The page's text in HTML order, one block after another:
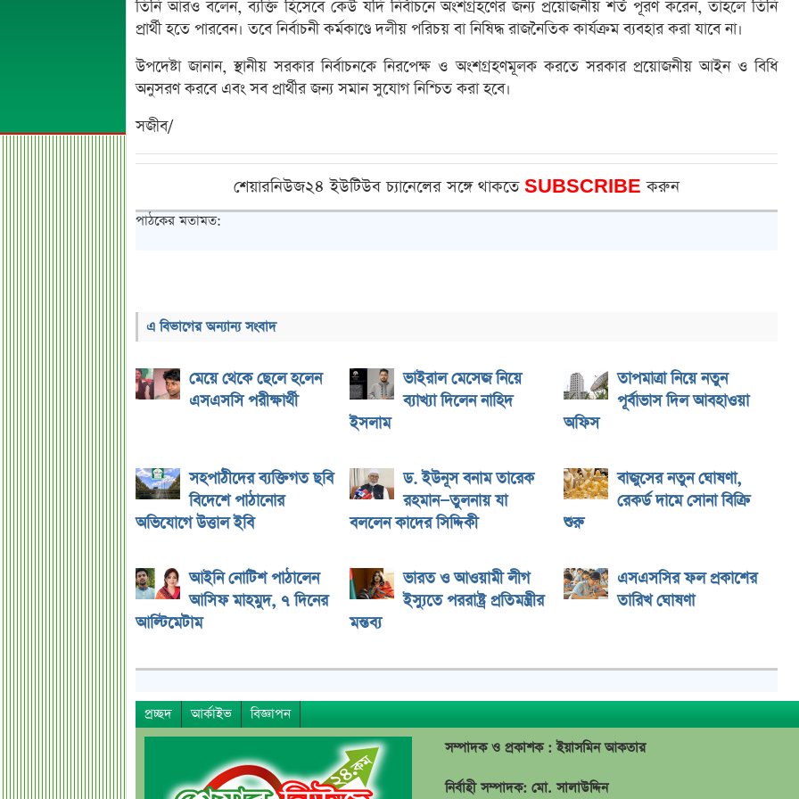
তিনি আরও বলেন, ব্যক্তি হিসেবে কেউ যদি নির্বাচনে অংশগ্রহণের জন্য প্রয়োজনীয় শর্ত পূরণ করেন, তাহলে তিনি
প্রার্থী হতে পারবেন। তবে নির্বাচনী কর্মকাণ্ডে দলীয় পরিচয় বা নিষিদ্ধ রাজনৈতিক কার্যক্রম ব্যবহার করা যাবে না।
উপদেষ্টা জানান, স্থানীয় সরকার নির্বাচনকে নিরপেক্ষ ও অংশগ্রহণমূলক করতে সরকার প্রয়োজনীয় আইন ও বিধি
অনুসরণ করবে এবং সব প্রার্থীর জন্য সমান সুযোগ নিশ্চিত করা হবে।
সজীব/
শেয়ারনিউজ২৪ ইউটিউব চ্যানেলের সঙ্গে থাকতে SUBSCRIBEকরুন
পাঠকের মতামত:
এ বিভাগের অন্যান্য সংবাদ
মেয়ে থেকে ছেলে হলেন
এসএসসি পরীক্ষার্থী
ভাইরাল মেসেজ নিয়ে
ব্যাখ্যা দিলেন নাহিদ
ইসলাম
তাপমাত্রা নিয়ে নতুন
পূর্বাভাস দিল আবহাওয়া
অফিস
সহপাঠীদের ব্যক্তিগত ছবি
বিদেশে পাঠানোর
অভিযোগে উত্তাল ইবি
ড. ইউনূস বনাম তারেক
রহমান—তুলনায় যা
বললেন কাদের সিদ্দিকী
বাজুসের নতুন ঘোষণা,
রেকর্ড দামে সোনা বিক্রি
শুরু
আইনি নোটিশ পাঠালেন
আসিফ মাহমুদ, ৭ দিনের
আল্টিমেটাম
ভারত ও আওয়ামী লীগ
ইস্যুতে পররাষ্ট্র প্রতিমন্ত্রীর
মন্তব্য
এসএসসির ফল প্রকাশের
তারিখ ঘোষণা
প্রচ্ছদ আর্কাইভ
বিজ্ঞাপন
সম্পাদক ও প্রকাশক : ইয়াসমিন আকতার
নির্বাহী সম্পাদক: মো. সালাউদ্দিন